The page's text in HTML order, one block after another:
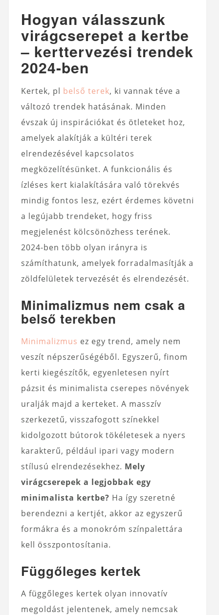
Hogyan válasszunk
virágcserepet a kertbe
– kerttervezési trendek
2024-ben
Kertek, pl belső terek, ki vannak téve a
változó trendek hatásának. Minden
évszak új inspirációkat és ötleteket hoz,
amelyek alakítják a kültéri terek
elrendezésével kapcsolatos
megközelítésünket. A funkcionális és
ízléses kert kialakítására való törekvés
mindig fontos lesz, ezért érdemes követni
a legújabb trendeket, hogy friss
megjelenést kölcsönözhess terének.
2024-ben több olyan irányra is
számíthatunk, amelyek forradalmasítják a
zöldfelületek tervezését és elrendezését.
Minimalizmus nem csak a
belső terekben
Minimalizmus ez egy trend, amely nem
veszít népszerűségéből. Egyszerű, finom
kerti kiegészítők, egyenletesen nyírt
pázsit és minimalista cserepes növények
uralják majd a kerteket. A masszív
szerkezetű, visszafogott színekkel
kidolgozott bútorok tökéletesek a nyers
karakterű, például ipari vagy modern
stílusú elrendezésekhez. Mely
virágcserepek a legjobbak egy
minimalista kertbe? Ha így szeretné
berendezni a kertjét, akkor az egyszerű
formákra és a monokróm színpalettára
kell összpontosítania.
Függőleges kertek
A függőleges kertek olyan innovatív
megoldást jelentenek, amely nemcsak